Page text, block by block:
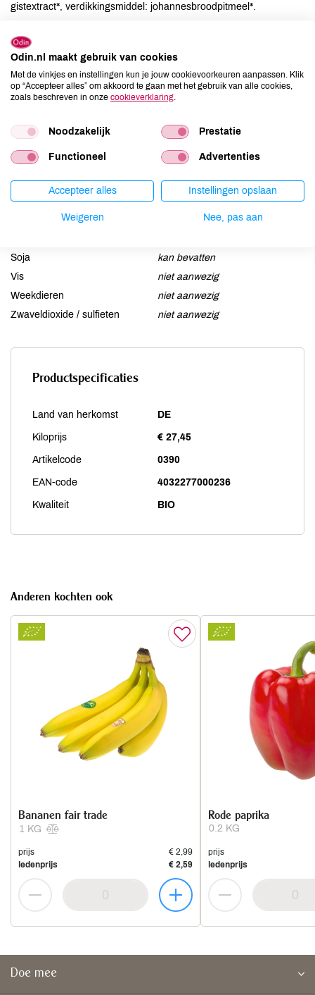
gistextract*, verdikkingsmiddel: johannesbroodpitmeel*.
Allergenen
Aardnoten
niet aanwezig
Ei
niet aanwezig
Lactose
niet aanwezig
Mosterd
aanwezig
Noten
kan bevatten
Schaaldieren
niet aanwezig
Soja
kan bevatten
Vis
niet aanwezig
Weekdieren
niet aanwezig
Zwaveldioxide / sulfieten
niet aanwezig
Productspecificaties
Land van herkomst DE
Kiloprijs € 27,45
Artikelcode 0390
EAN-code 4032277000236
Kwaliteit BIO
Anderen kochten ook
1 KG
Bananen fair trade
prijs
€ 2,99
ledenprijs
€ 2,59
0.2 KG
Rode paprika
prijs
ledenprijs
Doe mee
Odin.nl maakt gebruik van cookies
Met de vinkjes en instellingen kun je jouw cookievoorkeuren aanpassen. Klik
op “Accepteer alles” om akkoord te gaan met het gebruik van alle cookies,
zoals beschreven in onze cookieverklaring
Noodzakelijk Prestatie
Functioneel Advertenties
Accepteer alles Instellingen opslaan
Weigeren Nee, pas aan